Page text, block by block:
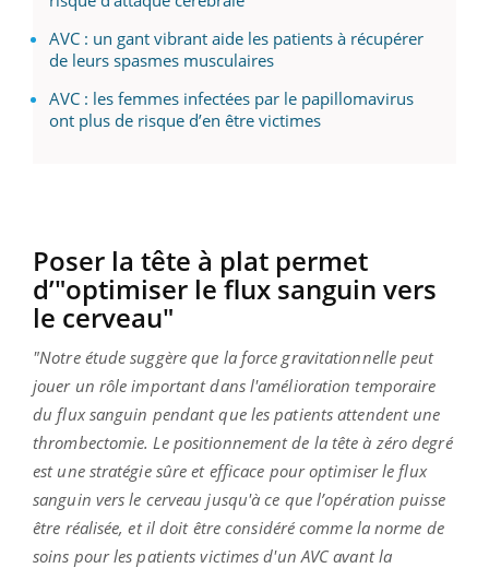
AVC : un gant vibrant aide les patients à récupérer
de leurs spasmes musculaires
AVC : les femmes infectées par le papillomavirus
ont plus de risque d’en être victimes
Poser la tête à plat permet
d’"optimiser le flux sanguin vers
le cerveau"
"Notre étude suggère que la force gravitationnelle peut
jouer un rôle important dans l'amélioration temporaire
du flux sanguin pendant que les patients attendent une
thrombectomie. Le positionnement de la tête à zéro degré
est une stratégie sûre et efficace pour optimiser le flux
sanguin vers le cerveau jusqu'à ce que l’opération puisse
être réalisée, et il doit être considéré comme la norme de
soins pour les patients victimes d'un AVC avant la